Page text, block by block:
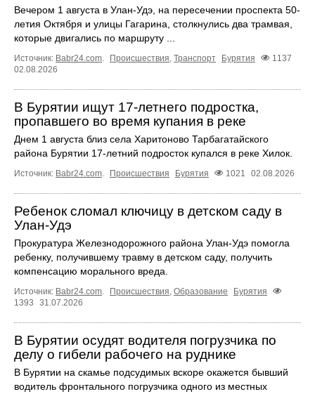
Вечером 1 августа в Улан-Удэ, на пересечении проспекта 50-
летия Октября и улицы Гагарина, столкнулись два трамвая,
которые двигались по маршруту ...
Источник: Babr24.com. Происшествия, Транспорт Бурятия
1137
02.08.2026
В Бурятии ищут 17-летнего подростка,
пропавшего во время купания в реке
Днем 1 августа близ села Харитоново Тарбагатайского
района Бурятии 17-летний подросток купался в реке Хилок.
Источник: Babr24.com. Происшествия Бурятия 1021 02.08.2026
Ребенок сломал ключицу в детском саду в
Улан-Удэ
Прокуратура Железнодорожного района Улан-Удэ помогла
ребенку, получившему травму в детском саду, получить
компенсацию морального вреда.
Источник: Babr24.com. Происшествия, Образование
Бурятия
1393
31.07.2026
В Бурятии осудят водителя погрузчика по
делу о гибели рабочего на руднике
В Бурятии на скамье подсудимых вскоре окажется бывший
водитель фронтального погрузчика одного из местных